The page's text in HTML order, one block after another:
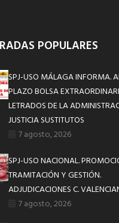
POPULARES
SPJ-USO MÁLAGA INFORMA.
PLAZO BOLSA
LETRADOS DE LA
JUSTICIA SUSTITUTOS
7 agosto, 2026
SPJ-USO NACIONAL.
TRAMITACIÓN Y GESTIÓN.
ADJUDICACIONES C.
7 agosto, 2026